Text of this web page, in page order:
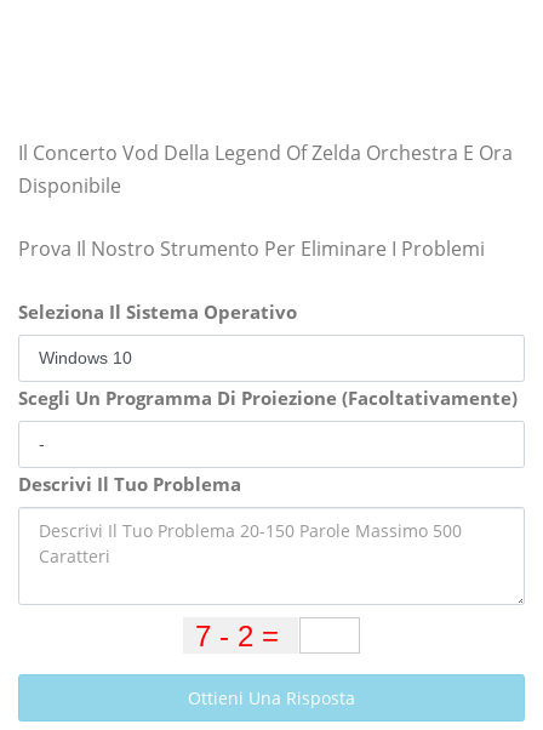
Il Concerto Vod Della Legend Of Zelda Orchestra E Ora
Disponibile
Prova Il Nostro Strumento Per Eliminare I Problemi
Seleziona Il Sistema Operativo
Scegli Un Programma Di Proiezione (Facoltativamente)
Descrivi Il Tuo Problema
Ottieni Una Risposta